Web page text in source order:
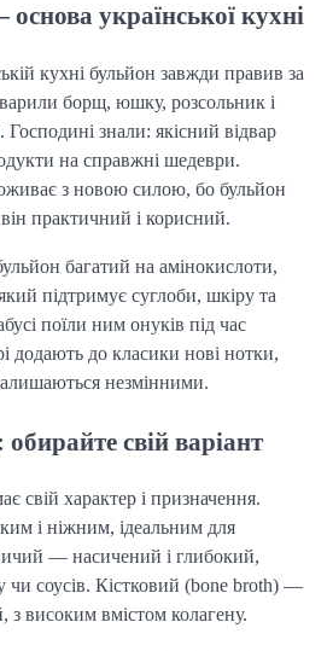
української кухні
кухні бульйон завжди правив за
борщ, юшку, розсольник і
Господині знали: якісний відвар
на справжні шедеври.
з новою силою, бо бульйон
практичний і корисний.
багатий на амінокислоти,
підтримує суглоби, шкіру та
поїли ним онуків під час
додають до класики нові нотки,
незмінними.
свій варіант
свій характер і призначення.
і ніжним, ідеальним для
— насичений і глибокий,
чи соусів. Кістковий (bone broth) —
високим вмістом колагену.